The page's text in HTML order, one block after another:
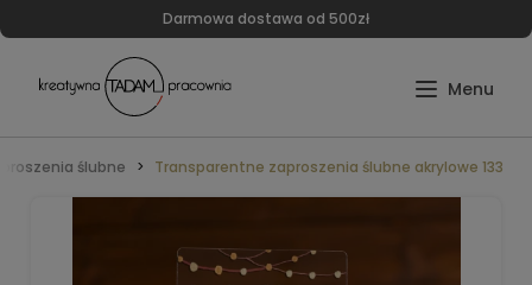
Darmowa dostawa od 500zł
ślubne Transparentne zaproszenia ślubne akrylowe 133